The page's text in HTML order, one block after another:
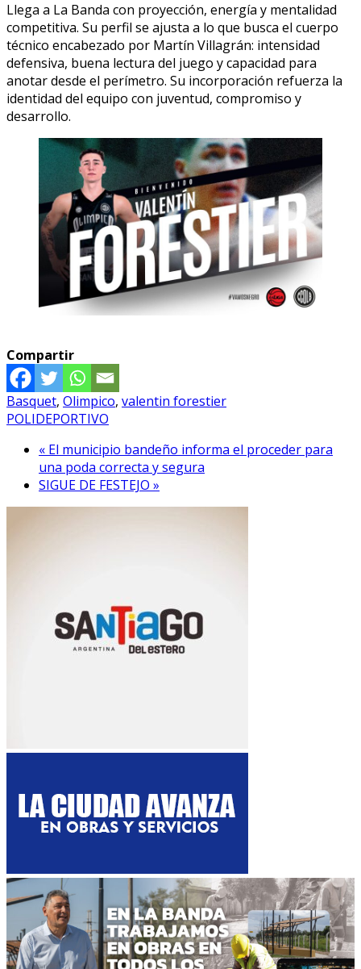
Llega a La Banda con proyección, energía y mentalidad
competitiva. Su perfil se ajusta a lo que busca el cuerpo
técnico encabezado por Martín Villagrán: intensidad
defensiva, buena lectura del juego y capacidad para
anotar desde el perímetro. Su incorporación refuerza la
identidad del equipo con juventud, compromiso y
desarrollo.
Compartir
Basquet, Olimpico, valentin forestier
POLIDEPORTIVO
« El municipio bandeño informa el proceder para
una poda correcta y segura
SIGUE DE FESTEJO »